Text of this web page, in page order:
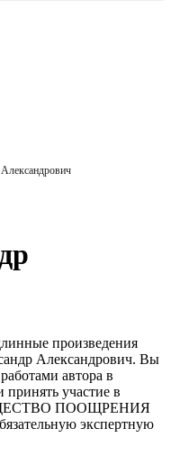
произведения
Александрович. Вы
автора в
принять участие в
ПООЩРЕНИЯ
экспертную